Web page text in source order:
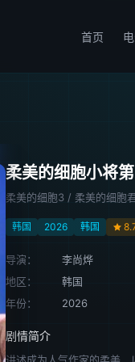
首页
柔美的细胞小将
柔美的细胞3 / 柔美的细胞
韩国 2026 韩国
导演： 李尚烨
地区：
韩国
年份：
2026
剧情简介